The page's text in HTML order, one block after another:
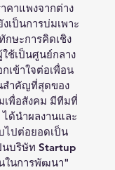
คาแพงจากต่าง
เป็นการบ่มเพาะ
ษะการคิดเชิง
ช้เป็นศูนย์กลาง
เข้าใจต่อเพื่อน
สำคัญที่สุดของ
พื่อสังคม มีทีมที่
ด้นำผลงานและ
ไปต่อยอดเป็น
บริษัท Startup
ในการพัฒนา"